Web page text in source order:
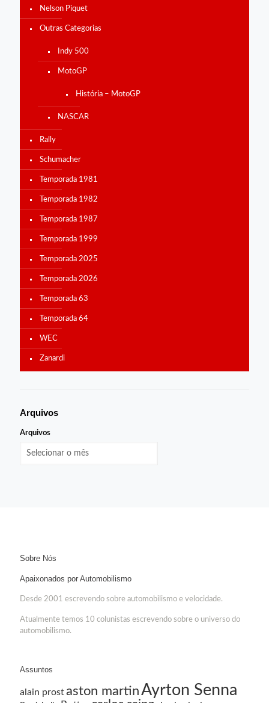
Nelson Piquet
Outras Categorias
Indy 500
MotoGP
História – MotoGP
NASCAR
Rally
Schumacher
Temporada 1981
Temporada 1982
Temporada 1987
Temporada 1999
Temporada 2025
Temporada 2026
Temporada 63
Temporada 64
WEC
Zanardi
Arquivos
Arquivos
Sobre Nós
Apaixonados por Automobilismo
Desde 2001 escrevendo sobre automobilismo e velocidade.
Atualmente temos 10 colunistas escrevendo sobre o universo do
automobilismo.
Assuntos
alain prostaston martinAyrton Senna